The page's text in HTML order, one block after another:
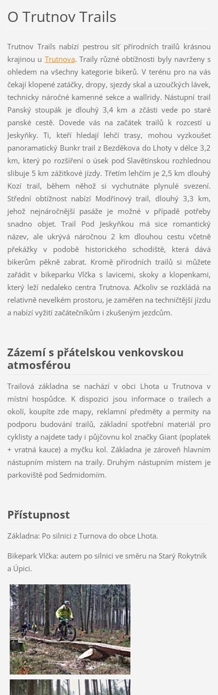
O Trutnov Trails
Trutnov Trails nabízí pestrou síť přírodních trailů krásnou
krajinou u Trutnova. Traily různé obtížnosti byly navrženy s
ohledem na všechny kategorie bikerů. V terénu pro na vás
čekají klopené zatáčky, dropy, sjezdy skal a uzoučkých lávek,
technicky náročné kamenné sekce a wallridy. Nástupní trail
Panský stoupák je dlouhý 3,4 km a zčásti vede po staré
panské cestě. Dovede vás na začátek trailů k rozcestí u
Jeskyňky. Ti, kteří hledají lehčí trasy, mohou vyzkoušet
panoramatický Bunkr trail z Bezděkova do Lhoty v délce 3,2
km, který po rozšíření o úsek pod Slavětínskou rozhlednou
slibuje 5 km zážitkové jízdy. Třetím lehčím je 2,5 km dlouhý
Kozí trail, během něhož si vychutnáte plynulé svezení.
Střední obtížnost nabízí Modřínový trail, dlouhý 3,3 km,
jehož nejnáročnější pasáže je možné v případě potřeby
snadno objet. Trail Pod Jeskyňkou má sice romantický
název, ale ukrývá náročnou 2 km dlouhou cestu včetně
překážky v podobě historického schodiště, která dává
bikerům pěkně zabrat. Kromě přírodních trailů si můžete
zařádit v bikeparku Vlčka s lavicemi, skoky a klopenkami,
který leží nedaleko centra Trutnova. Ačkoliv se rozkládá na
relativně nevelkém prostoru, je zaměřen na techničtější jízdu
a nabízí vyžití začátečníkům i zkušeným jezdcům.
Zázemí s přátelskou venkovskou
atmosférou
Trailová základna se nachází v obci Lhota u Trutnova v
místní hospůdce. K dispozici jsou informace o trailech a
okolí, koupíte zde mapy, reklamní předměty a permity na
podporu budování trailů, základní spotřební materiál pro
cyklisty a najdete tady i půjčovnu kol značky Giant (poplatek
+ vratná kauce) a myčku kol. Základna je zároveň hlavním
nástupním místem na traily. Druhým nástupním místem je
parkoviště pod Sedmidomím.
Přístupnost
Základna: Po silnici z Turnova do obce Lhota.
Bikepark Vlčka: autem po silnici ve směru na Starý Rokytník
a Úpici.